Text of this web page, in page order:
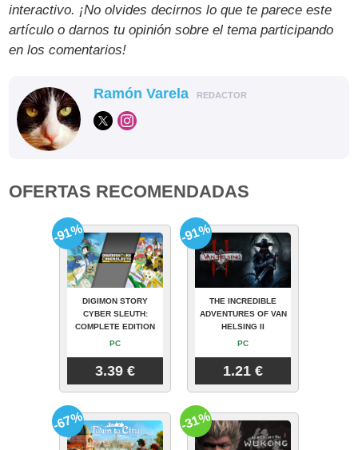
interactivo. ¡No olvides decirnos lo que te parece este
artículo o darnos tu opinión sobre el tema participando
en los comentarios!
Ramón Varela REDACTOR
OFERTAS RECOMENDADAS
DIGIMON STORY
CYBER SLEUTH:
COMPLETE EDITION
PC
3.39 €
-91%
THE INCREDIBLE
ADVENTURES OF VAN
HELSING II
PC
1.21 €
-91%
-67% -31%